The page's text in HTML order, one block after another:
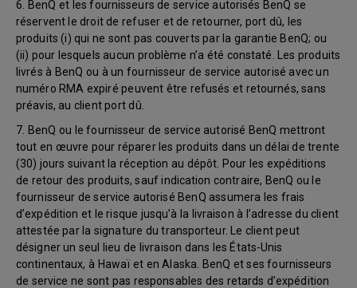
6. BenQ et les fournisseurs de service autorisés BenQ se
réservent le droit de refuser et de retourner, port dû, les
produits (i) qui ne sont pas couverts par la garantie BenQ; ou
(ii) pour lesquels aucun problème n’a été constaté. Les produits
livrés à BenQ ou à un fournisseur de service autorisé avec un
numéro RMA expiré peuvent être refusés et retournés, sans
préavis, au client port dû.
7. BenQ ou le fournisseur de service autorisé BenQ mettront
tout en œuvre pour réparer les produits dans un délai de trente
(30) jours suivant la réception au dépôt. Pour les expéditions
de retour des produits, sauf indication contraire, BenQ ou le
fournisseur de service autorisé BenQ assumera les frais
d’expédition et le risque jusqu’à la livraison à l’adresse du client
attestée par la signature du transporteur. Le client peut
désigner un seul lieu de livraison dans les États-Unis
continentaux, à Hawaï et en Alaska. BenQ et ses fournisseurs
de service ne sont pas responsables des retards d’expédition